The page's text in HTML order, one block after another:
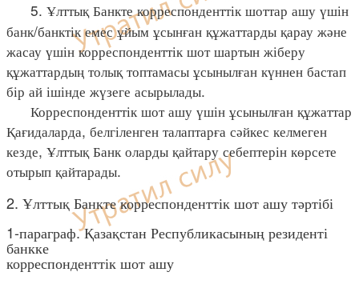
5. Ұлттық Банкте корреспонденттік шоттар ашу үшін
банк/банктік емес ұйым ұсынған құжаттарды қарау және
жасау үшін корреспонденттік шот шартын жіберу
құжаттардың толық топтамасы ұсынылған күннен бастап
бір ай ішінде жүзеге асырылады.
Корреспонденттік шот ашу үшін ұсынылған құжаттар
Қағидаларда, белгіленген талаптарға сәйкес келмеген
кезде, Ұлттық Банк оларды қайтару себептерін көрсете
отырып қайтарады.
2. Ұлттық Банкте корреспонденттік шот ашу тәртібі
1-параграф. Қазақстан Республикасының резиденті
банкке
корреспонденттік шот ашу